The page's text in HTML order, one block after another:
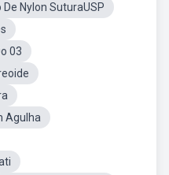
De Nylon SuturaUSP
03
Agulha